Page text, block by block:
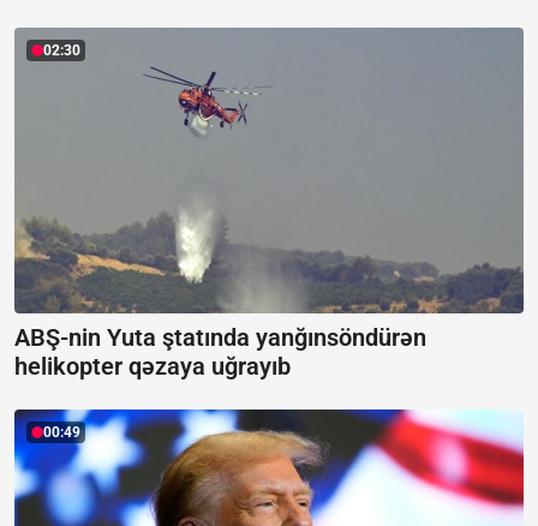
02:30
ABŞ-nin Yuta ştatında yanğınsöndürən
helikopter qəzaya uğrayıb
00:49